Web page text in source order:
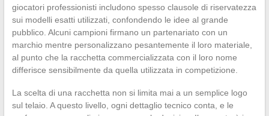
giocatori professionisti includono spesso clausole di riservatezza
sui modelli esatti utilizzati, confondendo le idee al grande
pubblico. Alcuni campioni firmano un partenariato con un
marchio mentre personalizzano pesantemente il loro materiale,
al punto che la racchetta commercializzata con il loro nome
differisce sensibilmente da quella utilizzata in competizione.
La scelta di una racchetta non si limita mai a un semplice logo
sul telaio. A questo livello, ogni dettaglio tecnico conta, e le